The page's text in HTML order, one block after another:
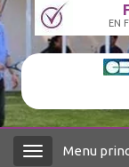
EN
Menu Menu